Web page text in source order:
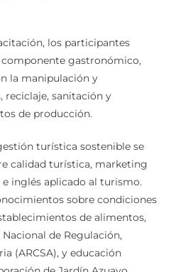
los participantes
gastronómico,
la manipulación y
reciclaje, sanitación y
de producción.
turística sostenible se
calidad turística, marketing
inglés aplicado al turismo.
sobre condiciones
de alimentos,
de Regulación,
(ARCSA), y educación